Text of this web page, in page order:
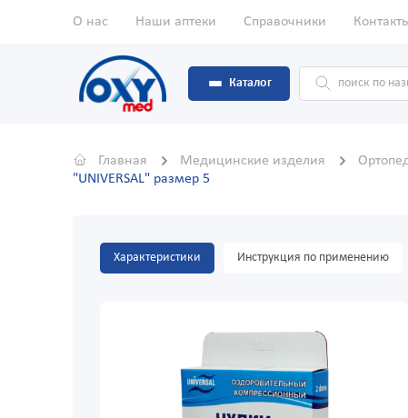
О нас Наши аптеки Справочники
Каталог
Главная Медицинские изделия
"UNIVERSAL" размер 5
Характеристики Инструкция по применению